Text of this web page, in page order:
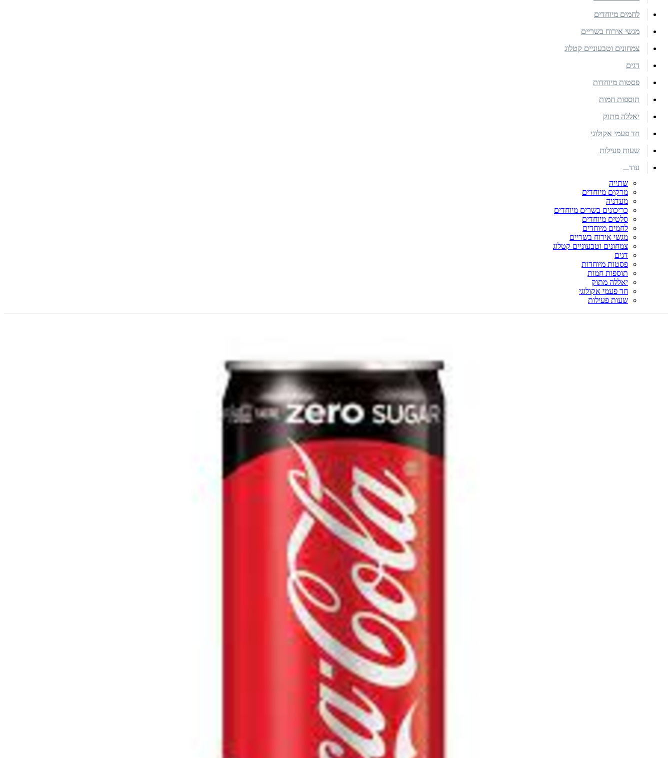
לחמים מיוחדים
מגשי אירוח בשריים
צמחונים וטבעוניים קטלוג
דגים
פסטות מיוחדות
תוספות חמות
יאללה מתוק
חד פעמי אקולוגי
שעות פעילות
עוד...
שתייה
מרקים מיוחדים
מעדניה
כריכונים בשרים מיוחדים
סלטים מיוחדים
לחמים מיוחדים
מגשי אירוח בשריים
צמחונים וטבעוניים קטלוג
דגים
פסטות מיוחדות
תוספות חמות
יאללה מתוק
חד פעמי אקולוגי
שעות פעילות